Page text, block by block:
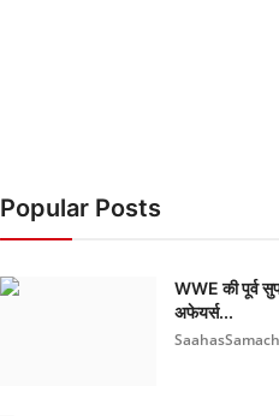
Popular Posts
WWE की पूर्व
अफेयर्स...